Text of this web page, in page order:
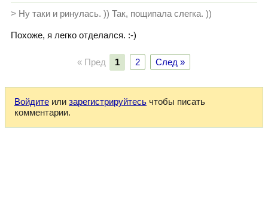
> Ну таки и ринулась. )) Так, пощипала слегка. ))
Похоже, я легко отделался. :-)
« Пред 1 2 След »
Войдите или зарегистрируйтесь чтобы писать
комментарии.